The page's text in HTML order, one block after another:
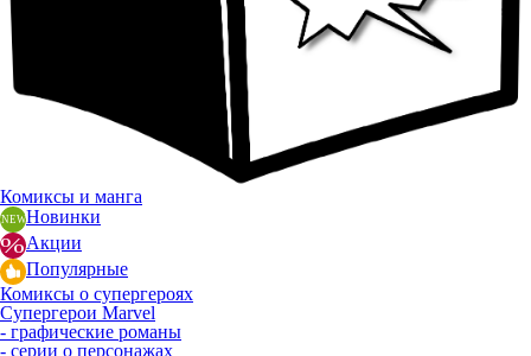
Комиксы и манга
Новинки
Акции
Популярные
Комиксы о супергероях
Супергерои Marvel
- графические романы
- серии о персонажах